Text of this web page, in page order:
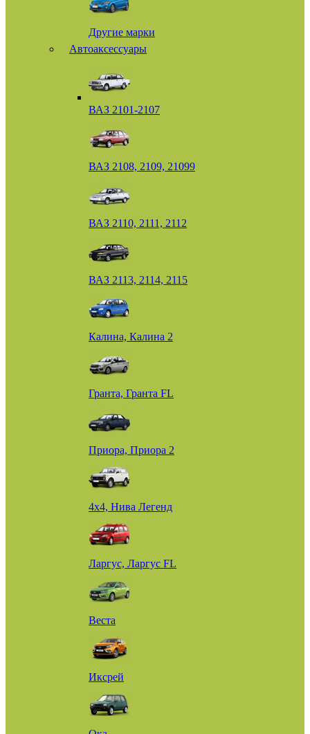
Другие марки
Автоаксессуары
ВАЗ 2101-2107
ВАЗ 2108, 2109, 21099
ВАЗ 2110, 2111, 2112
ВАЗ 2113, 2114, 2115
Калина, Калина 2
Гранта, Гранта FL
Приора, Приора 2
4х4, Нива Легенд
Ларгус, Ларгус FL
Веста
Иксрей